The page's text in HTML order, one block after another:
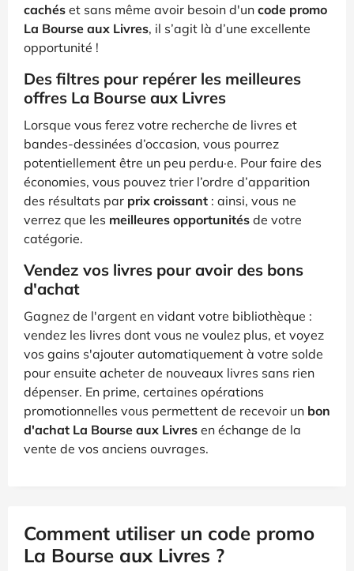
cachés et sans même avoir besoin d'un code promo
La Bourse aux Livres, il s’agit là d’une excellente
opportunité !
Des filtres pour repérer les meilleures
offres La Bourse aux Livres
Lorsque vous ferez votre recherche de livres et
bandes-dessinées d’occasion, vous pourrez
potentiellement être un peu perdu·e. Pour faire des
économies, vous pouvez trier l’ordre d’apparition
des résultats par prix croissant : ainsi, vous ne
verrez que les meilleures opportunités de votre
catégorie.
Vendez vos livres pour avoir des bons
d'achat
Gagnez de l'argent en vidant votre bibliothèque :
vendez les livres dont vous ne voulez plus, et voyez
vos gains s'ajouter automatiquement à votre solde
pour ensuite acheter de nouveaux livres sans rien
dépenser. En prime, certaines opérations
promotionnelles vous permettent de recevoir un bon
d'achat La Bourse aux Livres en échange de la
vente de vos anciens ouvrages.
Comment utiliser un code promo
La Bourse aux Livres ?